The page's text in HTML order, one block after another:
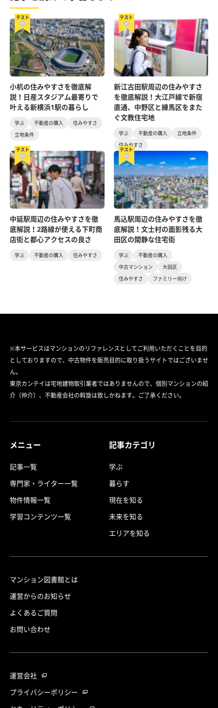
テスト
小机の住みやすさを徹底解
説！日産スタジアム最寄りで
叶える新横浜1駅の暮らし
学ぶ 不動産の購入
住みやすさ
立地条件
テスト
新江古田駅周辺の住みやすさ
を徹底解説！大江戸線で新宿
直通、中野区と練馬区をまた
ぐ文教住宅地
学ぶ 不動産の購入
立地条件
住みやすさ
テスト
中延駅周辺の住みやすさを徹
底解説！2路線が使える下町商
店街と都心アクセスの良さ
学ぶ 不動産の購入 住みやすさ
テスト
馬込駅周辺の住みやすさを徹
底解説！文士村の面影残る大
田区の閑静な住宅街
学ぶ
不動産の購入
中古マンション
大田区
住みやすさ
ファミリー向け
※本サービスはマンションのリファレンスとしてご利用いただくことを目的
としておりますので、中古物件を販売目的に取り扱うサイトではございませ
ん。
東京カンテイは宅地建物取引業者ではありませんので、個別マンションの紹
介（仲介）、不動産会社の斡旋は致しかねます。ご了承ください。
メニュー
記事一覧
専門家・ライター一覧
物件情報一覧
学習コンテンツ一覧
記事カテゴリ
学ぶ
暮らす
現在を知る
未来を知る
エリアを知る
マンション図書館とは
運営からのお知らせ
よくあるご質問
お問い合わせ
運営会社
プライバシーポリシー